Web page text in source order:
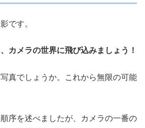
です。
カメラの世界に飛び込みましょう！
真でしょうか。これから無限の可能
序を述べましたが、カメラの一番の